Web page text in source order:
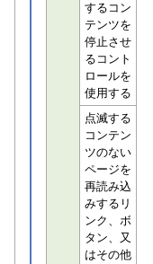
するコン
テンツを
停止させ
るコント
ロールを
使用する
点滅する
コンテン
ツのない
ページを
再読み込
みするリ
ンク、ボ
タン、又
はその他